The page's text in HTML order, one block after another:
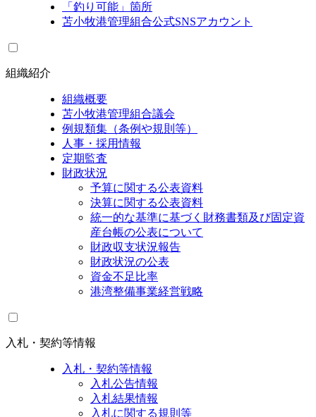
「釣り可能」箇所
苫小牧港管理組合公式SNSアカウント
組織紹介
組織概要
苫小牧港管理組合議会
例規類集（条例や規則等）
人事・採用情報
定期監査
財政状況
予算に関する公表資料
決算に関する公表資料
統一的な基準に基づく財務書類及び固定資
産台帳の公表について
財政収支状況報告
財政状況の公表
資金不足比率
港湾整備事業経営戦略
入札・契約等情報
入札・契約等情報
入札公告情報
入札結果情報
入札に関する規則等